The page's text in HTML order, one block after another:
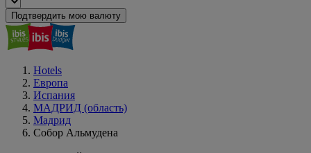
Подтвердить мою валюту
Hotels
Европа
Испания
МАДРИД (область)
Мадрид
Собор Альмудена